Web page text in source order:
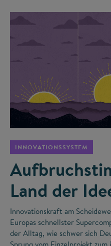
INNOVATIONSSYSTEM
Land der
Innovationskraft am
Europas schnellster
der Alltag, wie schwer sich